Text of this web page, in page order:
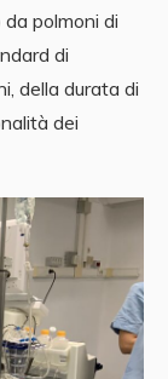
polmoni di
di
della durata di
dei